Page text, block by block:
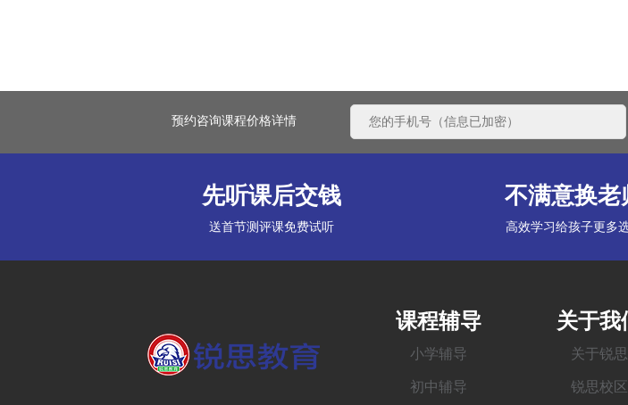
预约咨询课程价格详情
先听课后交钱
送首节测评课免费试听
不满意换老
高效学习给孩子更多
课程辅导
小学辅导
初中辅导
关于我
关于锐思
锐思校区